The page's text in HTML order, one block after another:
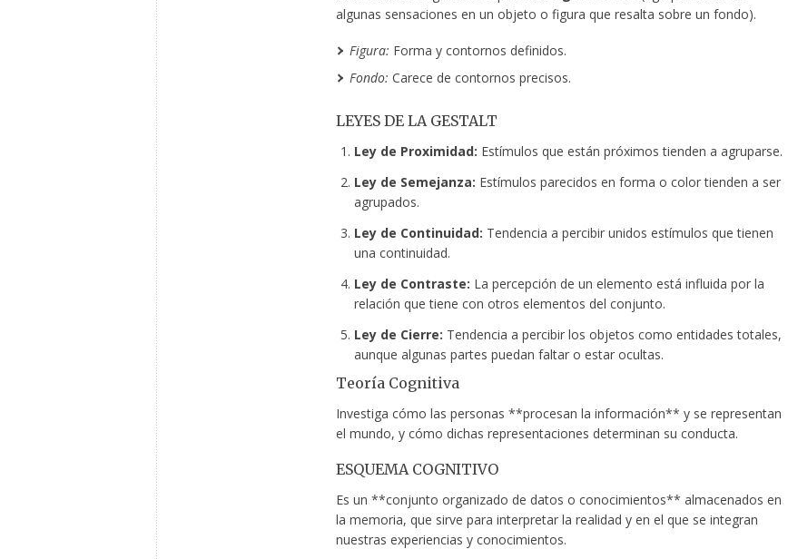
algunas sensaciones en un objeto o figura que resalta sobre un fondo).
Figura: Forma y contornos definidos.
Fondo: Carece de contornos precisos.
LEYES DE LA GESTALT
Ley de Proximidad: Estímulos que están próximos tienden a agruparse.
Ley de Semejanza: Estímulos parecidos en forma o color tienden a ser
agrupados.
Ley de Continuidad: Tendencia a percibir unidos estímulos que tienen
una continuidad.
Ley de Contraste: La percepción de un elemento está influida por la
relación que tiene con otros elementos del conjunto.
Ley de Cierre: Tendencia a percibir los objetos como entidades totales,
aunque algunas partes puedan faltar o estar ocultas.
Teoría Cognitiva
Investiga cómo las personas **procesan la información** y se representan
el mundo, y cómo dichas representaciones determinan su conducta.
ESQUEMA COGNITIVO
Es un **conjunto organizado de datos o conocimientos** almacenados en
la memoria, que sirve para interpretar la realidad y en el que se integran
nuestras experiencias y conocimientos.